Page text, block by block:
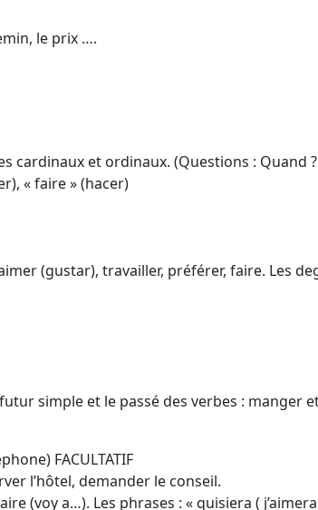
le prix ….
et ordinaux. (Questions : Quand ?
« faire » (hacer)
(gustar), travailler, préférer, faire. Les
simple et le passé des verbes : manger
FACULTATIF
l’hôtel, demander le conseil.
(voy a…). Les phrases : « quisiera (